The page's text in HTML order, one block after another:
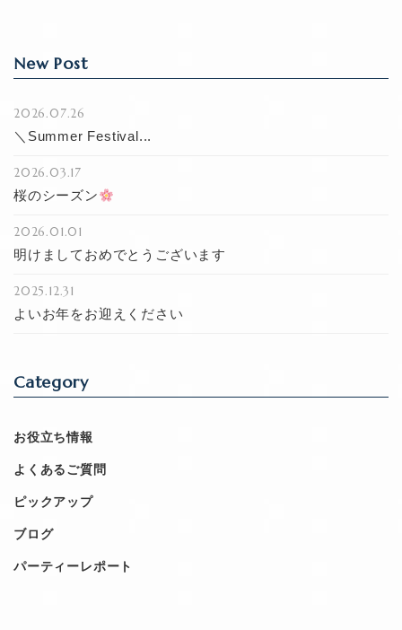
New Post
2026.07.26
＼Summer Festival...
2026.03.17
桜のシーズン
2026.01.01
明けましておめでとうございます
2025.12.31
よいお年をお迎えください
Category
お役立ち情報
よくあるご質問
ピックアップ
ブログ
パーティーレポート